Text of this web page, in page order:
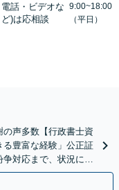
電話・ビデオな
ど)は応相談
9:00~18:00
（平日）
声多数【行政書士資
豊富な経験」公正証
対応まで、状況に応